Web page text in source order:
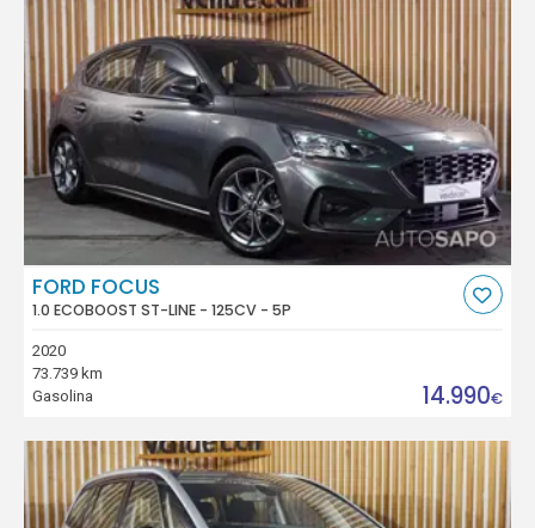
FORD FOCUS
1.0 ECOBOOST ST-LINE - 125CV - 5P
2020
73.739 km
Gasolina
14.990€